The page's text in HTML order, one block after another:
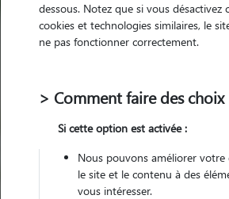
dessous. Notez que si vous désactivez
cookies et technologies similaires, le
ne pas fonctionner correctement.
> Comment faire des choix
Si cette option est activée :
Nous pouvons améliorer votre
le site et le contenu à des
vous intéresser.